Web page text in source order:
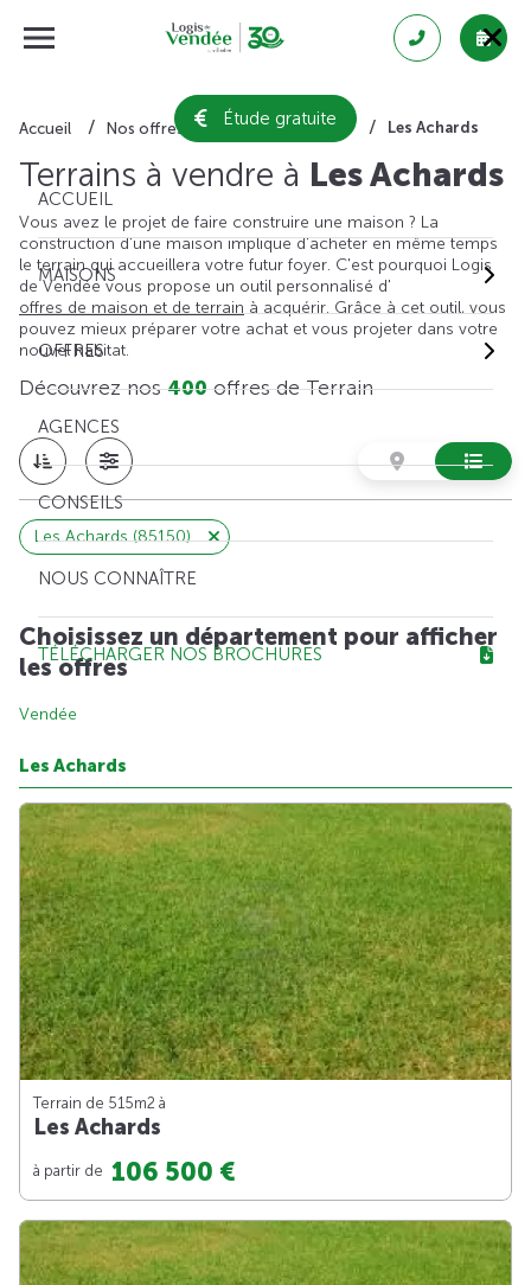
Étude gratuite
ACCUEIL
MAISONS
OFFRES
AGENCES
CONSEILS
NOUS CONNAÎTRE
TÉLÉCHARGER NOS BROCHURES
Accueil Nos offres de terrain Vendée Les Achards
Terrains à vendre à Les Achards
Vous avez le projet de faire construire une maison ? La
construction d'une maison implique d'acheter en même temps
le terrain qui accueillera votre futur foyer. C'est pourquoi Logis
de Vendée vous propose un outil personnalisé d'
offres de maison et de terrain à acquérir. Grâce à cet outil, vous
pouvez mieux préparer votre achat et vous projeter dans votre
nouvel habitat.
Découvrez nos400offres de Terrain
Les Achards (85150)
Choisissez un département pour afficher
les offres
Vendée
Les Achards
Terrain de 515m2 à
Les Achards
à partir de 106 500 €